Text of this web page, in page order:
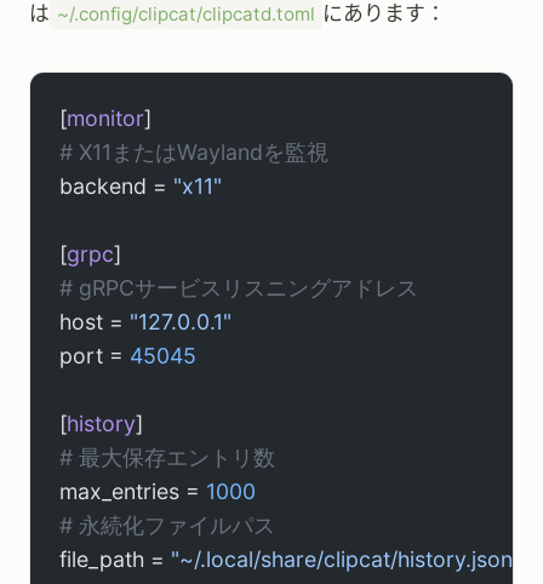
は ~/.config/clipcat/clipcatd.toml にあります：
[monitor]
# X11またはWaylandを監視
backend = "x11"
[grpc]
# gRPCサービスリスニングアドレス
host = "127.0.0.1"
port = 45045
[history]
# 最大保存エントリ数
max_entries = 1000
# 永続化ファイルパス
file_path = "~/.local/share/clipcat/history.json"